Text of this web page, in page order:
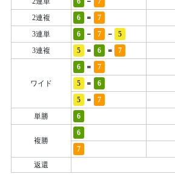
2連複
6 = 7
3連単
6 - 7 - 5
3連複
5 = 6 = 7
ワイド
6 = 7
5
= 6
5
= 7
単勝
6
複勝
6
7
返還